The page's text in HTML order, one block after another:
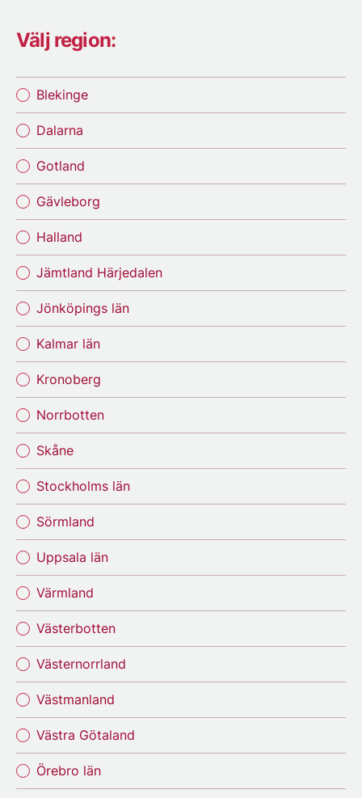
Välj region:
Blekinge
Dalarna
Gotland
Gävleborg
Halland
Jämtland Härjedalen
Jönköpings län
Kalmar län
Kronoberg
Norrbotten
Skåne
Stockholms län
Sörmland
Uppsala län
Värmland
Västerbotten
Västernorrland
Västmanland
Västra Götaland
Örebro län